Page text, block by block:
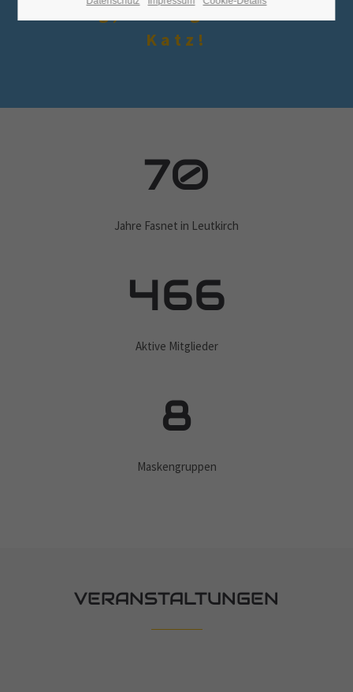
Katz!
70
Jahre Fasnet in Leutkirch
466
Aktive Mitglieder
8
Maskengruppen
VERANSTALTUNGEN